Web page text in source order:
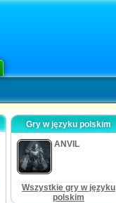
Gry w języku polskim
ANVIL
Wszystkie gry w języku
polskim